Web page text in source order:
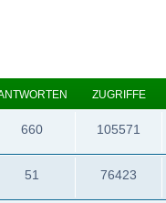
ZUGRIFFE
660 105571
51 76423